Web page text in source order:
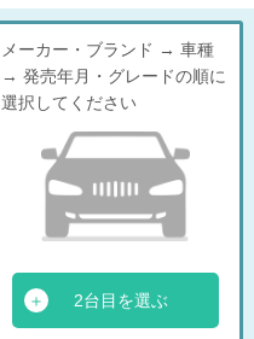
メーカー・ブランド → 車種
→ 発売年月・グレードの順に
選択してください
2台目を選ぶ